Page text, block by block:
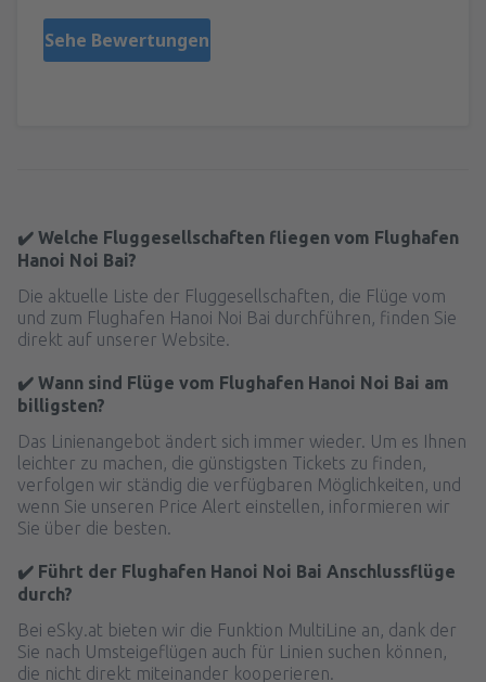
Sehe Bewertungen
✔️ Welche Fluggesellschaften fliegen vom Flughafen
Hanoi Noi Bai?
Die aktuelle Liste der Fluggesellschaften, die Flüge vom
und zum Flughafen Hanoi Noi Bai durchführen, finden Sie
direkt auf unserer Website.
✔️ Wann sind Flüge vom Flughafen Hanoi Noi Bai am
billigsten?
Das Linienangebot ändert sich immer wieder. Um es Ihnen
leichter zu machen, die günstigsten Tickets zu finden,
verfolgen wir ständig die verfügbaren Möglichkeiten, und
wenn Sie unseren Price Alert einstellen, informieren wir
Sie über die besten.
✔️ Führt der Flughafen Hanoi Noi Bai Anschlussflüge
durch?
Bei eSky.at bieten wir die Funktion MultiLine an, dank der
Sie nach Umsteigeflügen auch für Linien suchen können,
die nicht direkt miteinander kooperieren.